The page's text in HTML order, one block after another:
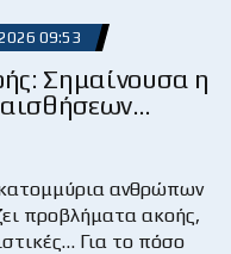
09:53
Σημαίνουσα η
αισθήσεων…
ανθρώπων
προβλήματα ακοής,
Για το πόσο